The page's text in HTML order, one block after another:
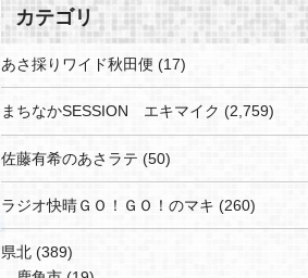
カテゴリ
あさ採りワイド秋田便 (17)
まちなかSESSION エキマイク (2,759)
佐藤有希のあさラテ (50)
ラジオ快晴ＧＯ！ＧＯ！のマキ (260)
県北 (389)